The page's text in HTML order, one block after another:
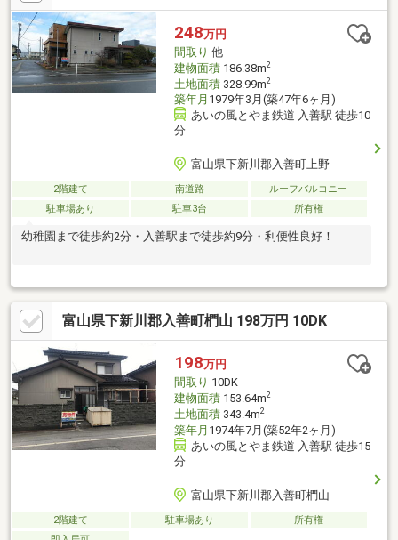
248万円
間取り 他
建物面積186.38m2
土地面積328.99m2
築年月 1979年3月(築47年6ヶ月)
あいの風とやま鉄道 入善駅 徒歩10
分
富山県下新川郡入善町上野
2階建て 南道路
ルーフバルコニー
駐車場あり
駐車3台 所有権
幼稚園まで徒歩約2分・入善駅まで徒歩約9分・利便性良好！
富山県下新川郡入善町椚山 198万円 10DK
198万円
間取り 10DK
建物面積153.64m2
土地面積343.4m2
築年月 1974年7月(築52年2ヶ月)
あいの風とやま鉄道 入善駅 徒歩15
分
富山県下新川郡入善町椚山
2階建て 駐車場あり
所有権